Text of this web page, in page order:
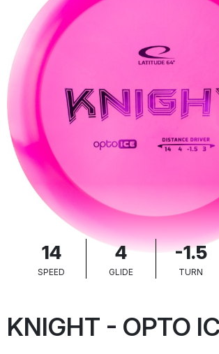
14
SPEED
4
GLIDE
-1.5
TURN
KNIGHT - OPTO